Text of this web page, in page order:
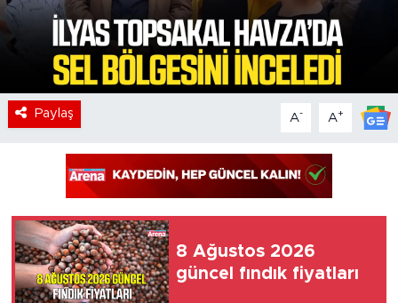
Paylaş A- A+
8 Ağustos 2026
güncel fındık fiyatları